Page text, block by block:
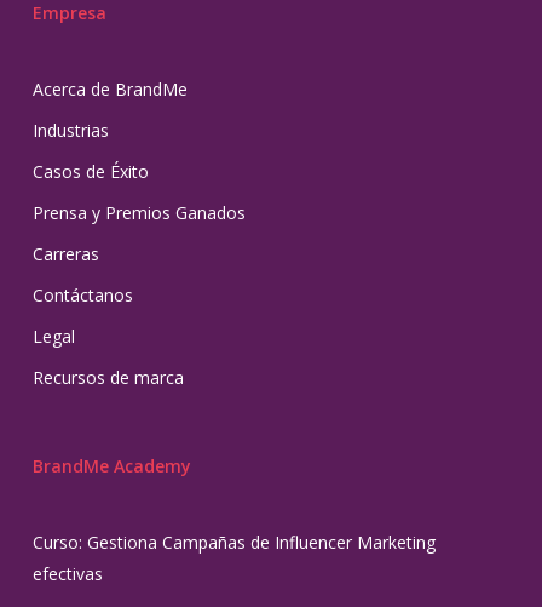
Empresa
Acerca de BrandMe
Industrias
Casos de Éxito
Prensa y Premios Ganados
Carreras
Contáctanos
Legal
Recursos de marca
BrandMe Academy
Curso: Gestiona Campañas de Influencer Marketing
efectivas